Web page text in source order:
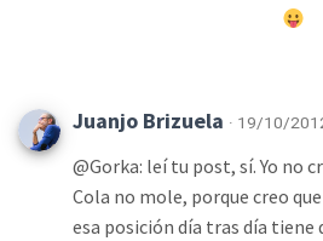
Juanjo Brizuela · 19/10/
@Gorka: leí tu post, sí. Yo no
Cola no mole, porque creo
esa posición día tras día tiene